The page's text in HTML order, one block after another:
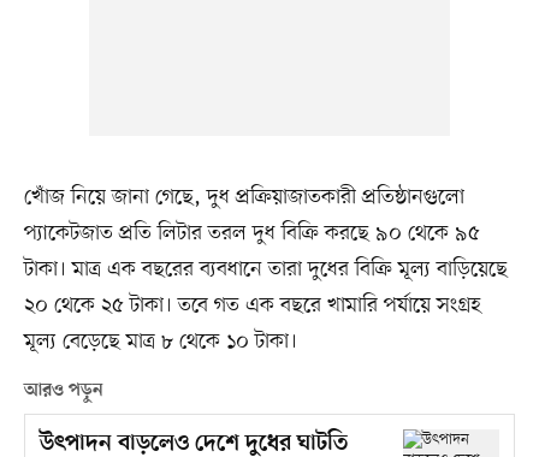
খোঁজ নিয়ে জানা গেছে, দুধ প্রক্রিয়াজাতকারী প্রতিষ্ঠানগুলো
প্যাকেটজাত প্রতি লিটার তরল দুধ বিক্রি করছে ৯০ থেকে ৯৫
টাকা। মাত্র এক বছরের ব্যবধানে তারা দুধের বিক্রি মূল্য বাড়িয়েছে
২০ থেকে ২৫ টাকা। তবে গত এক বছরে খামারি পর্যায়ে সংগ্রহ
মূল্য বেড়েছে মাত্র ৮ থেকে ১০ টাকা।
আরও পড়ুন
উৎপাদন বাড়লেও দেশে দুধের ঘাটতি